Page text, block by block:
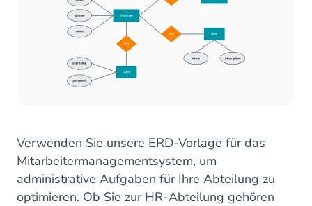
Verwenden Sie unsere ERD-Vorlage für das
Mitarbeitermanagementsystem, um
administrative Aufgaben für Ihre Abteilung zu
optimieren. Ob Sie zur HR-Abteilung gehören